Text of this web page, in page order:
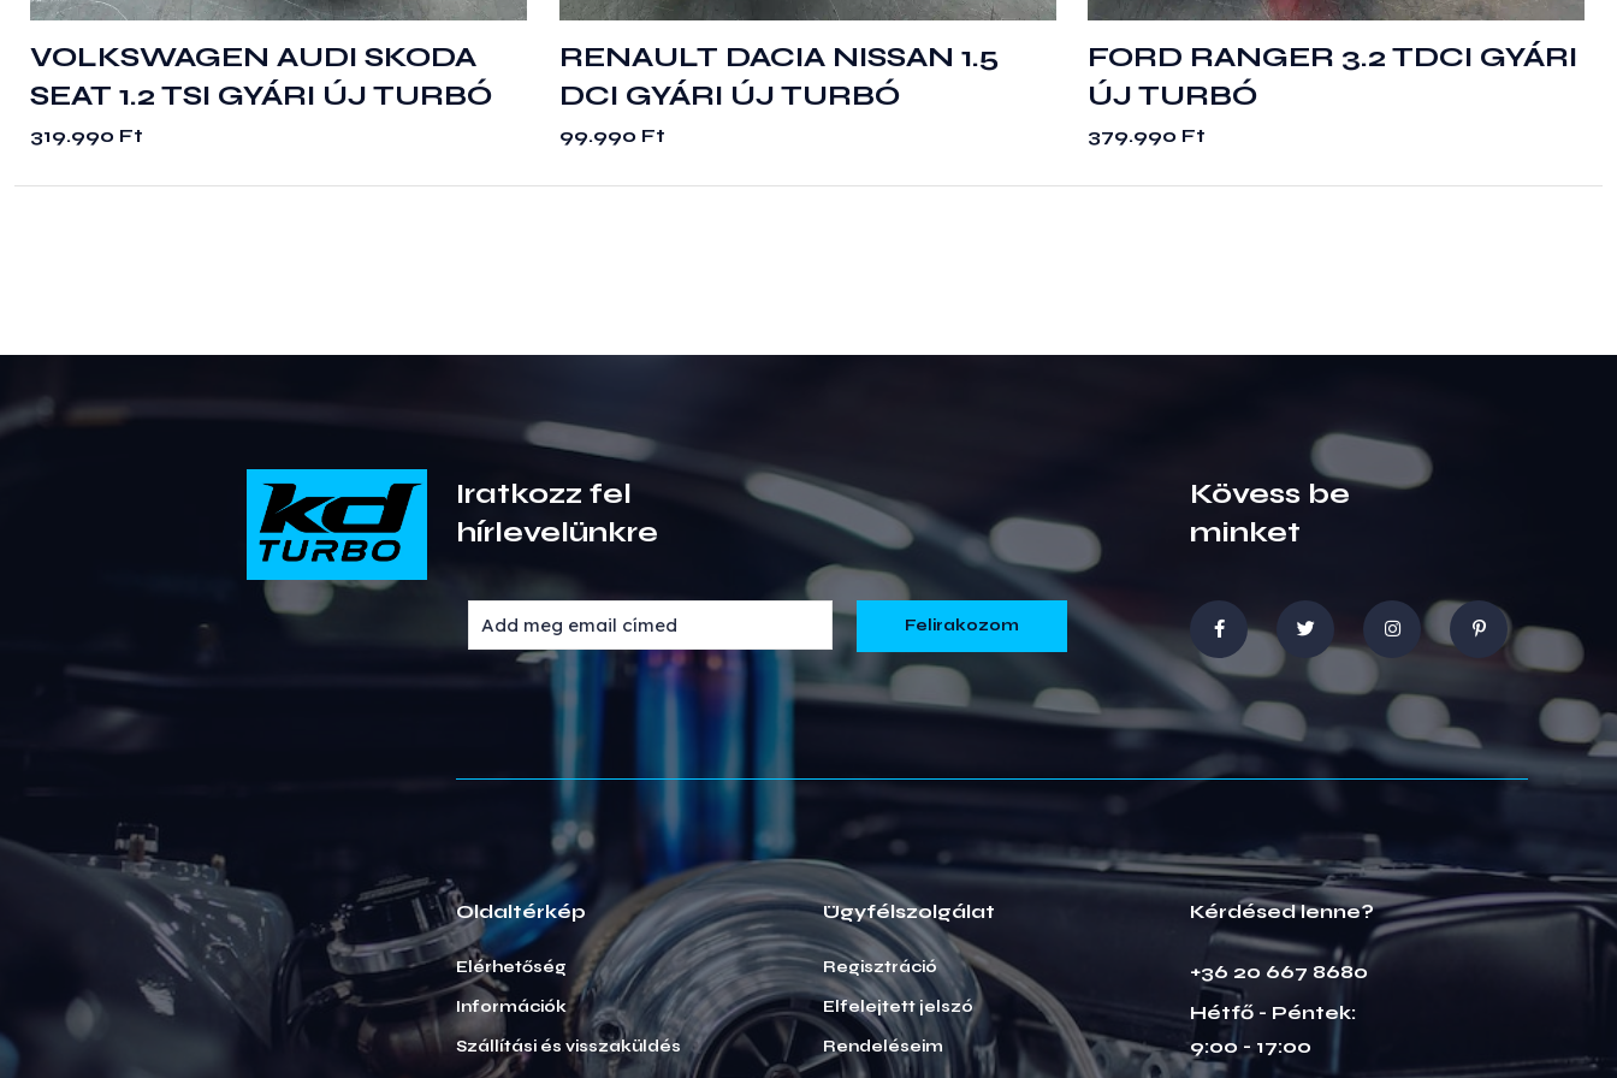
VOLKSWAGEN AUDI SKODA
SEAT 1.2 TSI GYÁRI ÚJ TURBÓ
319.990 Ft
RENAULT DACIA NISSAN 1.5
DCI GYÁRI ÚJ TURBÓ
99.990 Ft
FORD RANGER 3.2 TDCI GYÁRI
ÚJ TURBÓ
379.990 Ft
Iratkozz fel
hírlevelünkre
Kövess be
minket
Oldaltérkép
Elérhetőség
Információk
Szállítási és visszaküldés
Ügyfélszolgálat
Regisztráció
Elfelejtett jelszó
Rendeléseim
Kérdésed lenne?
+36 20 667 8680
Hétfő - Péntek:
9:00 - 17:00